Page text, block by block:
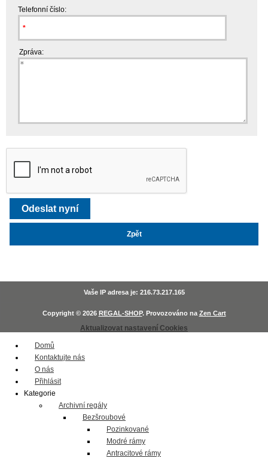
Telefonní číslo:
Zpráva:
Zpět
Vaše IP adresa je: 216.73.217.165
Copyright © 2026 REGAL-SHOP. Provozováno na Zen Cart
Aktualizovat nastavení Cookies
Domů
Kontaktujte nás
O nás
Přihlásit
Kategorie
Archivní regály
Bezšroubové
Pozinkované
Modré rámy
Antracitové rámy